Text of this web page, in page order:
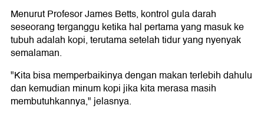
Menurut Profesor James Betts, kontrol gula darah
seseorang terganggu ketika hal pertama yang masuk ke
tubuh adalah kopi, terutama setelah tidur yang nyenyak
semalaman.
"Kita bisa memperbaikinya dengan makan terlebih dahulu
dan kemudian minum kopi jika kita merasa masih
membutuhkannya," jelasnya.